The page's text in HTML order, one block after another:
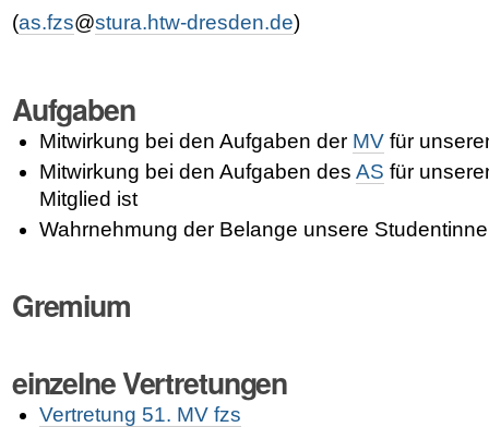
(as.fzs@stura.htw-dresden.de)
Aufgaben
Mitwirkung bei den Aufgaben der MV für
Mitwirkung bei den Aufgaben desAS für
Mitglied ist
Wahrnehmung der Belange unsere
Gremium
einzelne Vertretungen
Vertretung 51. MV fzs